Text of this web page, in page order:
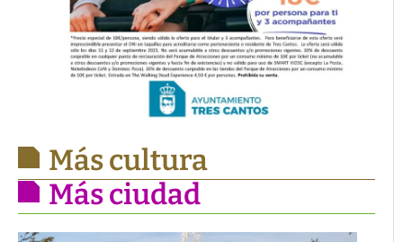
Más cultura
Más ciudad